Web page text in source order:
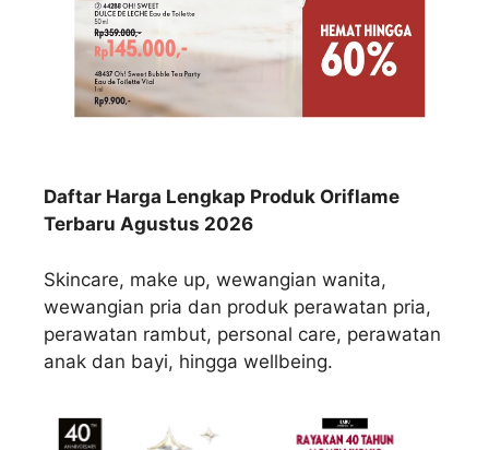
Daftar Harga Lengkap Produk Oriflame
Terbaru Agustus 2026
Skincare, make up, wewangian wanita,
wewangian pria dan produk perawatan pria,
perawatan rambut, personal care, perawatan
anak dan bayi, hingga wellbeing.